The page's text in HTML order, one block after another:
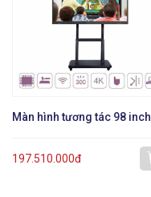
Màn hình tương tác 98 inch
197.510.000đ